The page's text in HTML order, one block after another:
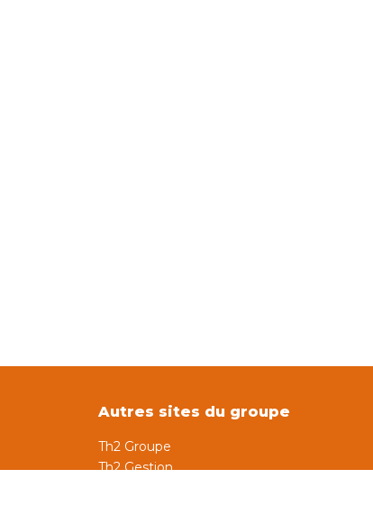
Autres sites du groupe
Th2 Groupe
Th2 Gestion